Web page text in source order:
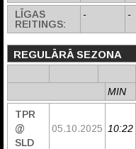
LĪGAS
REITINGS:
- -
REGULĀRĀ SEZONA
MIN
TPR
@
SLD
05.10.2025 10:22